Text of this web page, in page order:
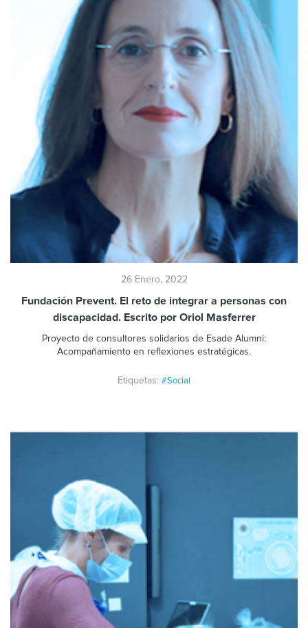
26 Enero, 2022
Fundación Prevent. El reto de integrar a personas con
discapacidad. Escrito por Oriol Masferrer
Proyecto de consultores solidarios de Esade Alumni:
Acompañamiento en reflexiones estratégicas.
Etiquetas: #Social